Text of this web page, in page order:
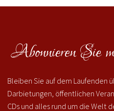
Abonnieren Sie
Bleiben Sie auf dem Laufenden
Darbietungen, öffentlichen
CDs und alles rund um die Welt